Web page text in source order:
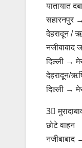
यातायात
सहारनपुर
देहरादून /
नजीबाबाद
दिल्ली →
देहरादून/
दिल्ली →
3⃣
छोटे वाहन
नजीबाबाद